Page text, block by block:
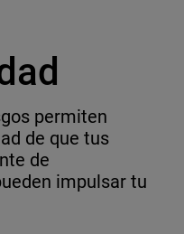
permiten
de que tus
de
impulsar tu